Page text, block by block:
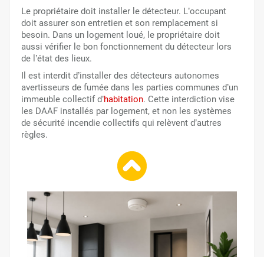
Le propriétaire doit installer le détecteur. L’occupant
doit assurer son entretien et son remplacement si
besoin. Dans un logement loué, le propriétaire doit
aussi vérifier le bon fonctionnement du détecteur lors
de l’état des lieux.
Il est interdit d’installer des détecteurs autonomes
avertisseurs de fumée dans les parties communes d’un
immeuble collectif d’habitation. Cette interdiction vise
les DAAF installés par logement, et non les systèmes
de sécurité incendie collectifs qui relèvent d’autres
règles.